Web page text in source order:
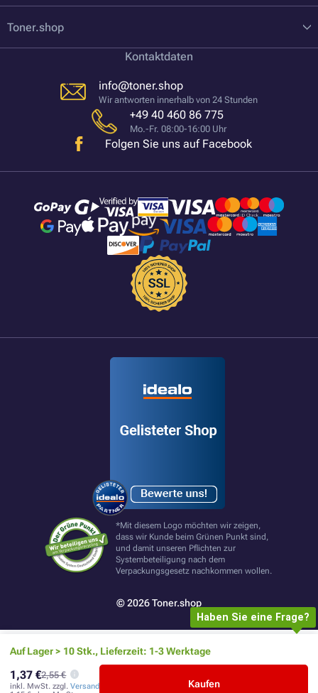
Auf Lager > 10 Stk., Lieferzeit: 1-3 Werktage
1,37 €2,55 €
inkl. MwSt. zzgl.Versand
Kaufen
Toner.shop
Kontaktdaten
info@toner.shop
Wir antworten innerhalb von 24 Stunden
+49 40 460 86 775
Mo.-Fr. 08:00-16:00 Uhr
Folgen Sie uns auf Facebook
*Mit diesem Logo möchten wir zeigen,
dass wir Kunde beim Grünen Punkt sind,
und damit unseren Pflichten zur
Systembeteiligung nach dem
Verpackungsgesetz nachkommen wollen.
© 2026 Toner.shop
Haben Sie eine Frage?